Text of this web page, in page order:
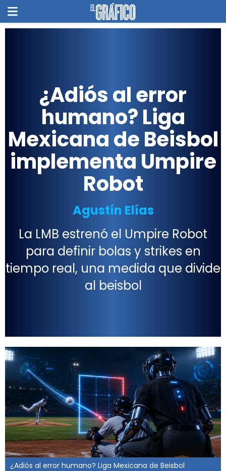
¿Adiós al error
humano? Liga
Mexicana de Beisbol
implementa Umpire
Robot
Agustín Elías
La LMB estrenó el Umpire Robot
para definir bolas y strikes en
tiempo real, una medida que divide
al beisbol
¿Adiós al error humano? Liga Mexicana de Beisbol